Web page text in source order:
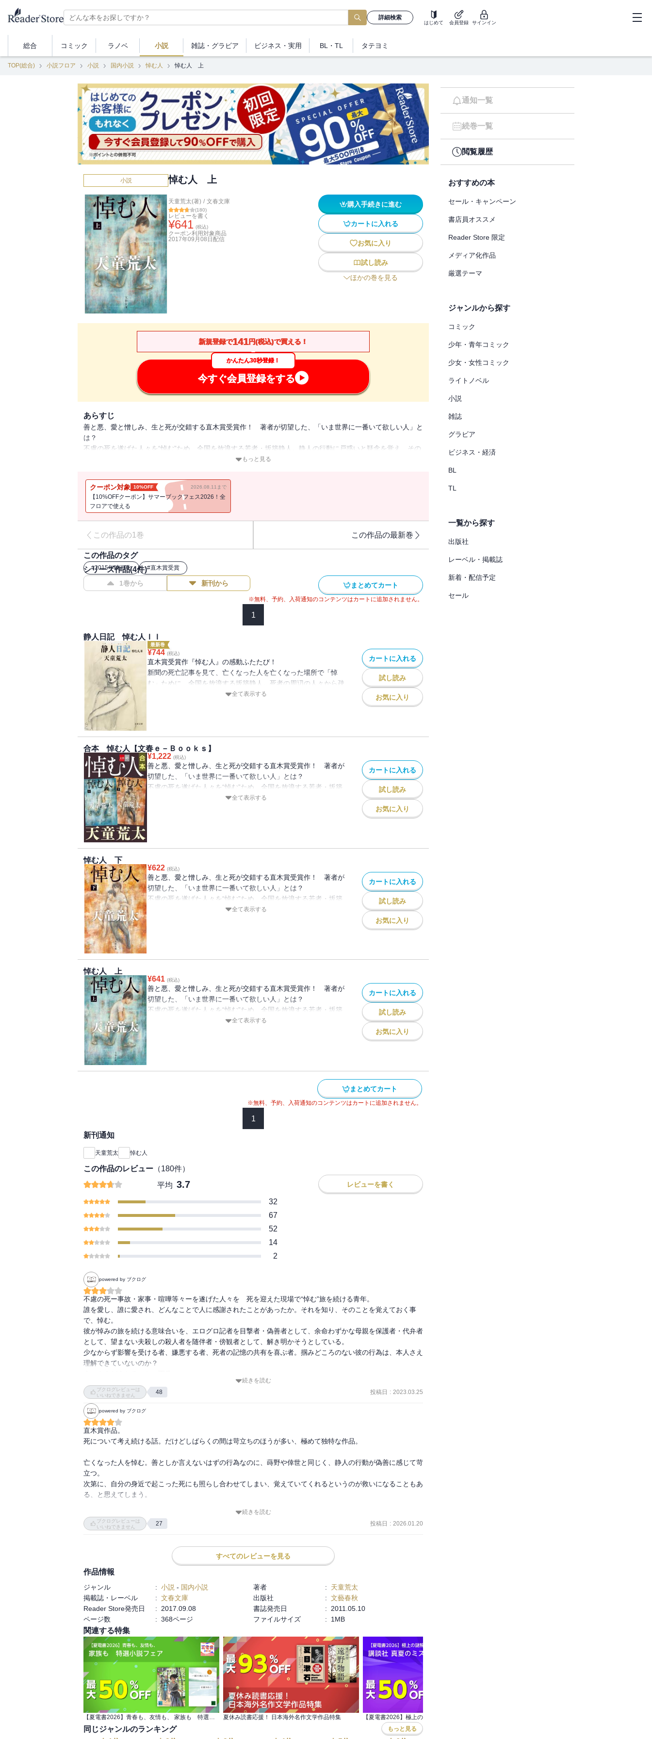
詳細検索
はじめて 会員登録 サインイン
総合 コミック ラノベ 小説 雑誌・ グラビア ビジネス ・実用 BL・TL タテヨミ
TOP(総合) 小説フロア 小説 国内小説 悼む人 悼む人 上
小説 悼む人 上
天童荒太(著) / 文春文庫
(180)
レビューを書く
¥641 (税込)
クーポン利用対象商品
2017年09月08日 配信
購入手続きに進む
カートに入れる
お気に入り
試し読み
ほかの巻を見る
新規登録で141 円(税込)で買える！
かんたん30秒登録！
今すぐ会員登録をする
あらすじ
善と悪、愛と憎しみ、生と死が交錯する直木賞受賞作！ 著者が切望した、「いま世界に一番いて欲しい人」と
は？
不慮の死を遂げた人々を“悼む”ため、全国を放浪する若者・坂築静人。静人の行動に戸惑いと疑念を覚え、その
身辺を調べ始める雑誌記者・蒔野。末期がんに冒され、家族とともに最後の時間を過ごしながら、静人を案じる
静人の姿が3つの視線から描かれ、その3つのドラマが、やがて１つの大きな物語の奔流となる。「この方は生
前、誰を愛し、誰に愛され、どんなことで人から感謝されてでしょう？」静人の問いかけは、彼を巡る人々の心
を、少しずつ動かしていく。
家族との確執、死別の悲しみ、自らを縛りつける呪縛との対決。そして避けられぬ死の傍らで、新たな命が
――。静かな感動が心に満ちる感動の巨編！
もっと見る
クーポン対象 10%OFF 2026.08.11まで
【10%OFFクーポン】サマーブックフェス2026！全
フロアで使える
この作品の1巻 この作品の最新巻
この作品のタグ
#2015年映画化 #直木賞受賞
シリーズ作品(4件)
1巻から 新刊から まとめてカート
※無料、予約、入荷通知のコンテンツはカートに追加されません。
1
静人日記 悼む人ＩＩ
最新巻
¥744 (税込)
直木賞受賞作『悼む人』の感動ふたたび！
新聞の死亡記事を見て、亡くなった人を亡くなった場所で「悼
む」ために、全国を放浪する坂築静人。死者の周辺の人々から疎
んじられ、罵声を浴びせられることもあるが、時には、あなたの
む・・・・・・。
前書きに、「できるだけ一日に一度、就寝前の時間に〈静人〉と
なり、空と向き合う。〈静人〉として、星を、星を隠す雲を見上
げ、心にわきたつものを書きとめる。」とある通り、直木賞受賞
作『悼む人』の主人公の日記という体裁をとった異色の小説は、
『悼む人』を読んだ方はもちろん、未読の方にもこの素晴らしい
作品世界への格好のイントロダクションになるだろう。
全て表示する
カートに入れる
試し読み
お気に入り
合本 悼む人【文春ｅ－Ｂｏｏｋｓ】
¥1,222 (税込)
善と悪、愛と憎しみ、生と死が交錯する直木賞受賞作！ 著者が
切望した、「いま世界に一番いて欲しい人」とは？
不慮の死を遂げた人々を“悼む”ため、全国を放浪する若者・坂築
静人。静人の行動に戸惑いと疑念を覚え、その身辺を調べ始める
１つの大きな物語の奔流となる。「この方は生前、誰を愛し、誰
いかけは、彼を巡る人々の心を、少しずつ動かしていく。
家族との確執、死別の悲しみ、自らを縛りつける呪縛との対決。
そして避けられぬ死の傍らで、新たな命が――。静かな感動が心
全て表示する
カートに入れる
試し読み
お気に入り
悼む人 下
¥622 (税込)
善と悪、愛と憎しみ、生と死が交錯する直木賞受賞作！ 著者が
切望した、「いま世界に一番いて欲しい人」とは？
不慮の死を遂げた人々を“悼む”ため、全国を放浪する若者・坂築
静人。静人の行動に戸惑いと疑念を覚え、その身辺を調べ始める
いかけは、彼を巡る人々の心を、少しずつ動かしていく。
家族との確執、死別の悲しみ、自らを縛りつける呪縛との対決。
そして避けられぬ死の傍らで、新たな命が――。静かな感動が心
全て表示する
カートに入れる
試し読み
お気に入り
悼む人 上
¥641 (税込)
善と悪、愛と憎しみ、生と死が交錯する直木賞受賞作！ 著者が
切望した、「いま世界に一番いて欲しい人」とは？
不慮の死を遂げた人々を“悼む”ため、全国を放浪する若者・坂築
静人。静人の行動に戸惑いと疑念を覚え、その身辺を調べ始める
１つの大きな物語の奔流となる。「この方は生前、誰を愛し、誰
に愛され、どんなことで人から感謝されてでしょう？」静人の問
いかけは、彼を巡る人々の心を、少しずつ動かしていく。
家族との確執、死別の悲しみ、自らを縛りつける呪縛との対決。
そして避けられぬ死の傍らで、新たな命が――。静かな感動が心
全て表示する
カートに入れる
試し読み
お気に入り
まとめてカート
※無料、予約、入荷通知のコンテンツはカートに追加されません。
1
新刊通知
天童荒太 悼む人
この作品のレビュー （180件）
平均 3.7 レビューを書く
32
67
52
14
2
powered by ブクログ
不慮の死ー事故・家事・喧嘩等々ーを遂げた人々を　死を迎えた現場で“悼む”旅を続ける青年。
誰を愛し、誰に愛され、どんなことで人に感謝されたことがあったか。それを知り、そのことを覚えておく事
で、悼む。
彼が悼みの旅を続ける意味合いを、エログロ記者を目撃者・偽善者として、余命わずかな母親を保護者・代弁者
として、望まない夫殺しの殺人者を随伴者・傍観者として、解き明かそうとしている。
少なからず影響を受ける者、嫌悪する者、死者の記憶の共有を喜ぶ者。掴みどころのない彼の行為は、本人さえ
理解できていないのか？
続きを読む
ブクログレビューは
いいねできません
48 投稿日 : 2023.03.25
powered by ブクログ
直木賞作品。
死について考え続ける話。だけどしばらくの間は苛立ちのほうが多い、極めて独特な作品。
亡くなった人を悼む。善としか言えないはずの行為なのに、蒔野や倖世と同じく、静人の行動が偽善に感じて苛
立つ。
次第に、自分の身近で起こった死にも照らし合わせてしまい、覚えていてくれるというのが救いになることもあ
る、と思えてしまう。
朔也の独白は、静人への反論のようですごく良かった。改行少なく文字が続く。畳みかけるような圧迫感も見
事。
続きを読む
ブクログレビューは
いいねできません
27 投稿日 : 2026.01.20
すべてのレビューを見る
作品情報
ジャンル : 小説 - 国内小説 著者 :
天童荒太
掲載誌・レーベル
: 文春文庫 出版社 : 文藝春秋
Reader Store発売日
: 2017.09.08 書誌発売日 : 2011.05.10
ページ数
: 368ページ ファイルサイズ : 1MB
関連する特集
【夏電書2026】青春も、友情も、 家族も 特選小説フェア 夏休み読書応援！ 日本海外名作文学作品特集
同じジャンルのランキング もっと見る
通知一覧
続巻一覧
閲覧履歴
おすすめの本
セール・キャンペーン
書店員オススメ
Reader Store 限定
メディア化作品
厳選テーマ
ジャンルから探す
コミック
少年・青年コミック
少女・女性コミック
ライトノベル
小説
雑誌
グラビア
ビジネス・経済
BL
TL
一覧から探す
出版社
レーベル・掲載誌
新着・配信予定
セール